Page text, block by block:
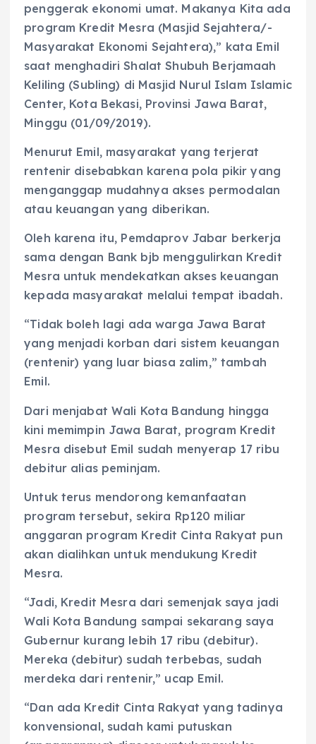
penggerak ekonomi umat. Makanya Kita ada
program Kredit Mesra (Masjid Sejahtera/­
Masyarakat Ekonomi Sejahtera),” kata Emil
saat menghadiri Shalat Shubuh Berjamaah
Keliling (Subling) di Masjid Nurul Islam Islamic
Center, Kota Bekasi, Provinsi Jawa Barat,
Minggu (01/09/2019).
Menurut Emil, masyarakat yang terjerat
rentenir disebabkan karena pola pikir yang
menganggap mudahnya akses permodalan
atau keuangan yang diberikan.
Oleh karena itu, Pemdaprov Jabar berkerja
sama dengan Bank bjb menggulirkan Kredit
Mesra untuk mendekatkan akses keuangan
kepada masyarakat melalui tempat ibadah.
“Tidak boleh lagi ada warga Jawa Barat
yang menjadi korban dari sistem keuangan
(rentenir) yang luar biasa zalim,” tambah
Emil.
Dari menjabat Wali Kota Bandung hingga
kini memimpin Jawa Barat, program Kredit
Mesra disebut Emil sudah menyerap 17 ribu
debitur alias peminjam.
Untuk terus mendorong kemanfaatan
program tersebut, sekira Rp120 miliar
anggaran program Kredit Cinta Rakyat pun
akan dialihkan untuk mendukung Kredit
Mesra.
“Jadi, Kredit Mesra dari semenjak saya jadi
Wali Kota Bandung sampai sekarang saya
Gubernur kurang lebih 17 ribu (debitur).
Mereka (debitur) sudah terbebas, sudah
merdeka dari rentenir,” ucap Emil.
“Dan ada Kredit Cinta Rakyat yang tadinya
konvensional, sudah kami putuskan